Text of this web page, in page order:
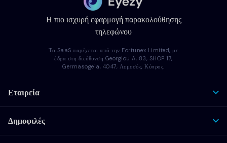
Η πιο ισχυρή εφαρμογή παρακολούθησης
τηλεφώνου
Το SaaS παρέχεται από την Fortunex Limited, με
έδρα στη διεύθυνση Georgiou A, 83, SHOP 17,
Germasogeia, 4047, Λεμεσός, Κύπρος.
Εταιρεία
Δημοφιλές